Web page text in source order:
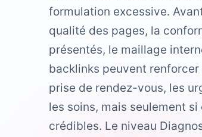
formulation excessive.
qualité des pages, la
présentés, le maillage
backlinks peuvent
prise de rendez-vous, les
les soins, mais seulement
crédibles. Le niveau